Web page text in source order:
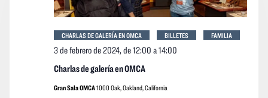
Charlas de galería en OMCA
3 de febrero de 2024, de 12:00 a14:00
CHARLAS DE GALERÍA EN OMCA BILLETES FAMILIA
Gran Sala OMCA1000 Oak, Oakland, California